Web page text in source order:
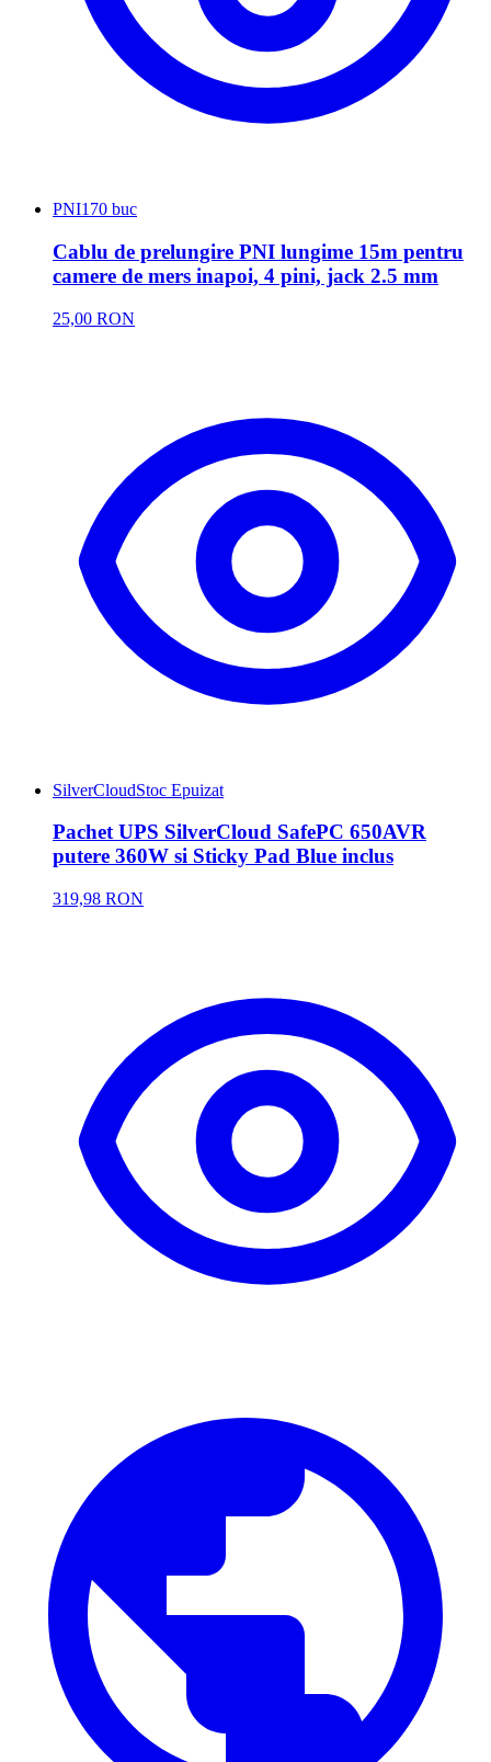
PNI170 buc
Cablu de prelungire PNI lungime 15m pentru
camere de mers inapoi, 4 pini, jack 2.5 mm
25,00 RON
SilverCloudStoc Epuizat
Pachet UPS SilverCloud SafePC 650AVR
putere 360W si Sticky Pad Blue inclus
319,98 RON